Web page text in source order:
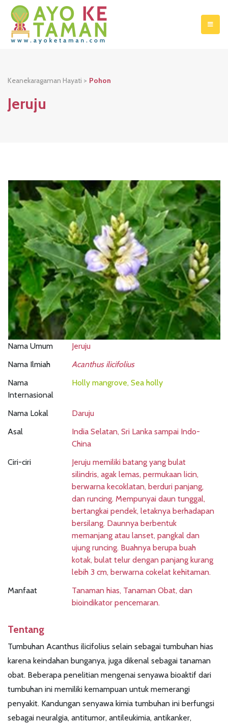
Keanekaragaman Hayati > Pohon
Jeruju
Nama Umum
Jeruju
Nama Ilmiah
Acanthus ilicifolius
Nama
Internasional
Holly mangrove, Sea holly
Nama Lokal
Daruju
Asal
India Selatan, Sri Lanka sampai Indo-
China
Ciri-ciri
Jeruju memiliki batang yang bulat
silindris, agak lemas, permukaan licin,
berwarna kecoklatan, berduri panjang,
dan runcing. Mempunyai daun tunggal,
bertangkai pendek, letaknya berhadapan
bersilang. Daunnya berbentuk
memanjang atau lanset, pangkal dan
ujung runcing. Buahnya berupa buah
kotak, bulat telur dengan panjang kurang
lebih 3 cm, berwarna cokelat kehitaman.
Manfaat
Tanaman hias, Tanaman Obat, dan
bioindikator pencemaran.
Tentang
Tumbuhan Acanthus ilicifolius selain sebagai tumbuhan hias
karena keindahan bunganya, juga dikenal sebagai tanaman
obat. Beberapa penelitian mengenai senyawa bioaktif dari
tumbuhan ini memiliki kemampuan untuk memerangi
penyakit. Kandungan senyawa kimia tumbuhan ini berfungsi
sebagai neuralgia, antitumor, antileukimia, antikanker,